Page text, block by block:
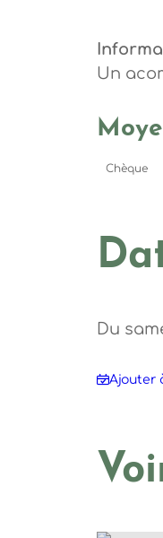
Un
Chèque
Du
Ajouter